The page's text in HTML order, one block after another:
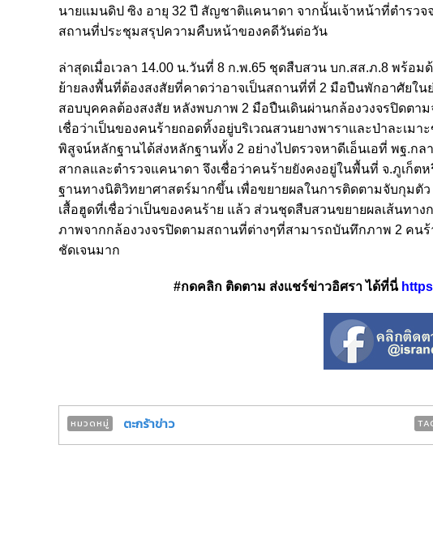
นายแมนดิป ซิง อายุ 32 ปี สัญชาติแคนาดา จากนั้นเจ้าหน้าที่ตำรวจ
สถานที่ประชุมสรุปความคืบหน้าของคดีวันต่อวัน
ล่าสุดเมื่อเวลา 14.00 น.วันที่ 8 ก.พ.65 ชุดสืบสวน บก.สส.ภ.8 พร้อ
ย้ายลงพื้นที่ต้องสงสัยที่คาดว่าอาจเป็นสถานที่ที่ 2 มือปืนพักอาศัยในย่
สอบบุคคลต้องสงสัย หลังพบภาพ 2 มือปืนเดินผ่านกล้องวงจรปิดตา
เชื่อว่าเป็นของคนร้ายถอดทิ้งอยู่บริเวณสวนยางพาราและป่าละเม
พิสูจน์หลักฐานได้ส่งหลักฐานทั้ง 2 อย่างไปตรวจหาดีเอ็นเอที่ พฐ.กล
สากลและตำรวจแคนาดา จึงเชื่อว่าคนร้ายยังคงอยู่ในพื้นที่ จ.ภูเก็
ฐานทางนิติวิทยาศาสตร์มากขึ้น เพื่อขยายผลในการติดตามจับกุมตั
เสื้อฮูดที่เชื่อว่าเป็นของคนร้าย แล้ว ส่วนชุดสืบสวนขยายผลเส้นท
ภาพจากกล้องวงจรปิดตามสถานที่ต่างๆที่สามารถบันทึกภาพ 2 คน
ชัดเจนมาก
#กดคลิก ติดตาม ส่งแชร์ข่าวอิศรา ได้ที่นี่
หมวดหมู่ ตะกร้าข่าว